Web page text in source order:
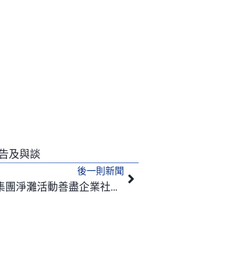
及與談
後一則新聞
資拓宏宇參加母公司中華電信集團淨灘活動善盡企業社會責任
下一篇